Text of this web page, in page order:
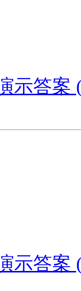
示答案
示答案